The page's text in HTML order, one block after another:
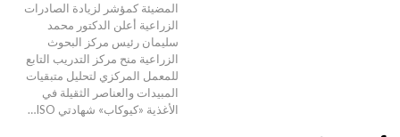
المضيئة كمؤشر لزيادة الصادرات
الزراعية أعلن الدكتور محمد
سليمان رئيس مركز البحوث
الزراعية منح مركز التدريب التابع
للمعمل المركزي لتحليل متبقيات
المبيدات والعناصر الثقيلة في
الأغذية «كيوكاب» شهادتي ISO…